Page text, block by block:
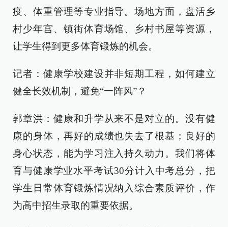
疫、体重管理等专业指导。场地方面，盘活乡
村少年宫、镇街体育场馆、乡村书屋等资源，
让学生得到更多体育锻炼的机会。
记者：健康学校建设并非短期工程，如何建立
健全长效机制，避免“一阵风”？
郭章洪：健康和升学从来不是对立的。没有健
康的身体，再好的成绩也失去了根基；良好的
身心状态，能为学习注入持久动力。我们将体
育与健康学业水平考试30分计入中考总分，把
学生日常体育锻炼情况纳入综合素质评价，作
为高中招生录取的重要依据。